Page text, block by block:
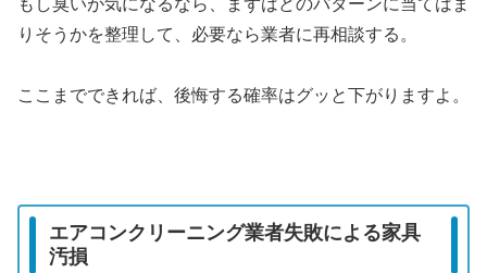
りそうかを整理して、必要なら業者に再相談する。
ここまでできれば、後悔する確率はグッと下がりますよ。
エアコンクリーニング業者失敗による家具
汚損